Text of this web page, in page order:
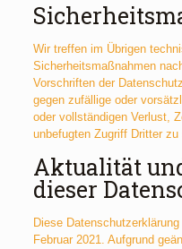
Wir treffen im Übrigen
Sicherheitsmaßnahmen
Vorschriften der
gegen zufällige oder
oder vollständigen Verlust,
unbefugten Zugriff Dritter zu
Aktualität
dieser
Diese
Februar 2021. Aufgrund